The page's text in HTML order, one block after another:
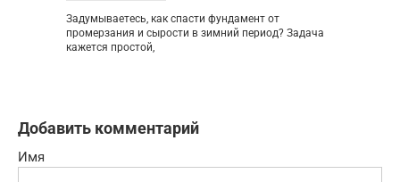
Задумываетесь, как спасти фундамент от
промерзания и сырости в зимний период? Задача
кажется простой,
Добавить комментарий
Имя